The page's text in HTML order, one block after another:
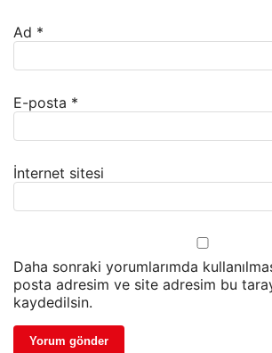
Ad *
E-posta *
İnternet sitesi
Daha sonraki yorumlarımda
posta adresim ve site adresim bu
kaydedilsin.